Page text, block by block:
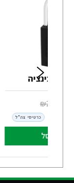
קומבינציה
29
לסל
כרטיסי צה"ל